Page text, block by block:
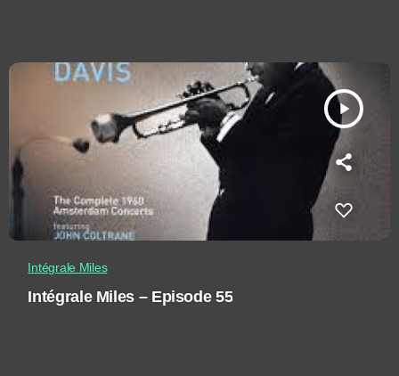
play_arrow
Intégrale Miles
Intégrale Miles – Episode 55